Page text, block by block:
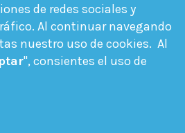
de redes sociales y
Al continuar navegando
nuestro uso de cookies. Al
", consientes el uso de